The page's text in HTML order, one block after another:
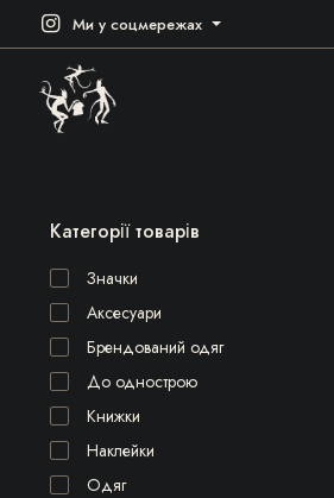
Ми у соцмережах
Категорії товарів
Значки
Аксесуари
Брендований одяг
До однострою
Книжки
Наклейки
Одяг